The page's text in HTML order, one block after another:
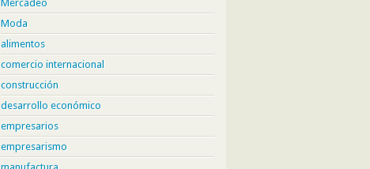
Mercadeo
Moda
alimentos
comercio internacional
construcción
desarrollo económico
empresarios
empresarismo